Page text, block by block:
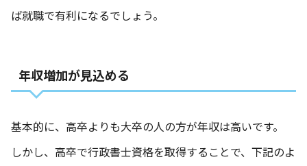
ば就職で有利になるでしょう。
年収増加が見込める
基本的に、高卒よりも大卒の人の方が年収は高いです。
しかし、高卒で行政書士資格を取得することで、下記のよ